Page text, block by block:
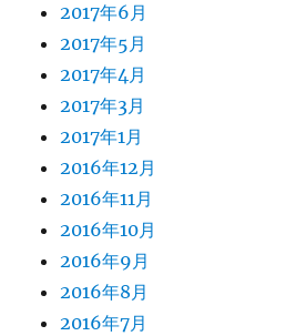
2017年6月
2017年5月
2017年4月
2017年3月
2017年1月
2016年12月
2016年11月
2016年10月
2016年9月
2016年8月
2016年7月